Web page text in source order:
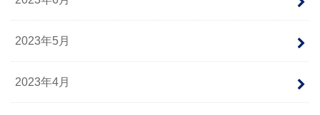
2023年5月
2023年4月